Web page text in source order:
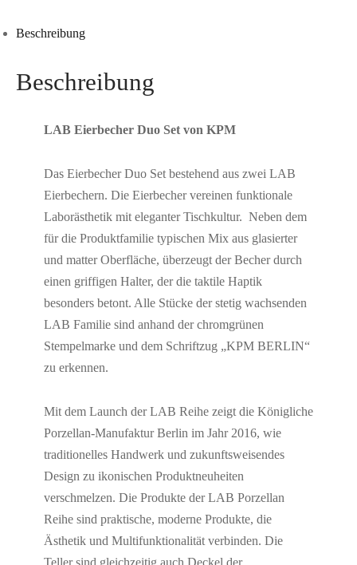
Beschreibung
Beschreibung
LAB Eierbecher Duo Set von KPM
Das Eierbecher Duo Set bestehend aus zwei LAB
Eierbechern. Die Eierbecher vereinen funktionale
Laborästhetik mit eleganter Tischkultur. Neben dem
für die Produktfamilie typischen Mix aus glasierter
und matter Oberfläche, überzeugt der Becher durch
einen griffigen Halter, der die taktile Haptik
besonders betont. Alle Stücke der stetig wachsenden
LAB Familie sind anhand der chromgrünen
Stempelmarke und dem Schriftzug „KPM BERLIN“
zu erkennen.
Mit dem Launch der LAB Reihe zeigt die Königliche
Porzellan-Manufaktur Berlin im Jahr 2016, wie
traditionelles Handwerk und zukunftsweisendes
Design zu ikonischen Produktneuheiten
verschmelzen. Die Produkte der LAB Porzellan
Reihe sind praktische, moderne Produkte, die
Ästhetik und Multifunktionalität verbinden. Die